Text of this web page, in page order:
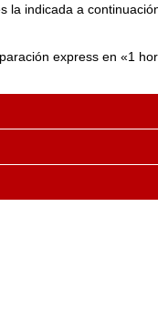
la indicada a
express en «1